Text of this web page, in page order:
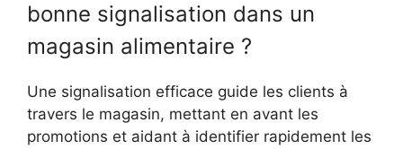
bonne signalisation dans un
magasin alimentaire ?
Une signalisation efficace guide les clients à
travers le magasin, mettant en avant les
promotions et aidant à identifier rapidement les